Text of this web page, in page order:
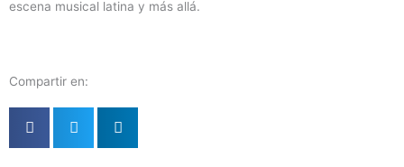
escena musical latina y más allá.
Compartir en: